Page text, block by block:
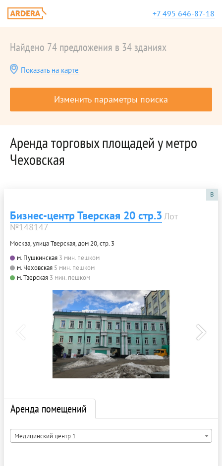
+7 495 646-87-18
Найдено 74 предложения в 34 зданиях
Показать на карте
Изменить параметры поиска
Аренда торговых площадей у метро
Чеховская
B
Бизнес-центр Тверская 20 стр.3 Лот
№148147
Москва, улица Тверская, дом 20, стр. 3
м. Пушкинская 3 мин. пешком
м. Чеховская 5 мин. пешком
м. Тверская 3 мин. пешком
Аренда помещений
Медицинский центр 1